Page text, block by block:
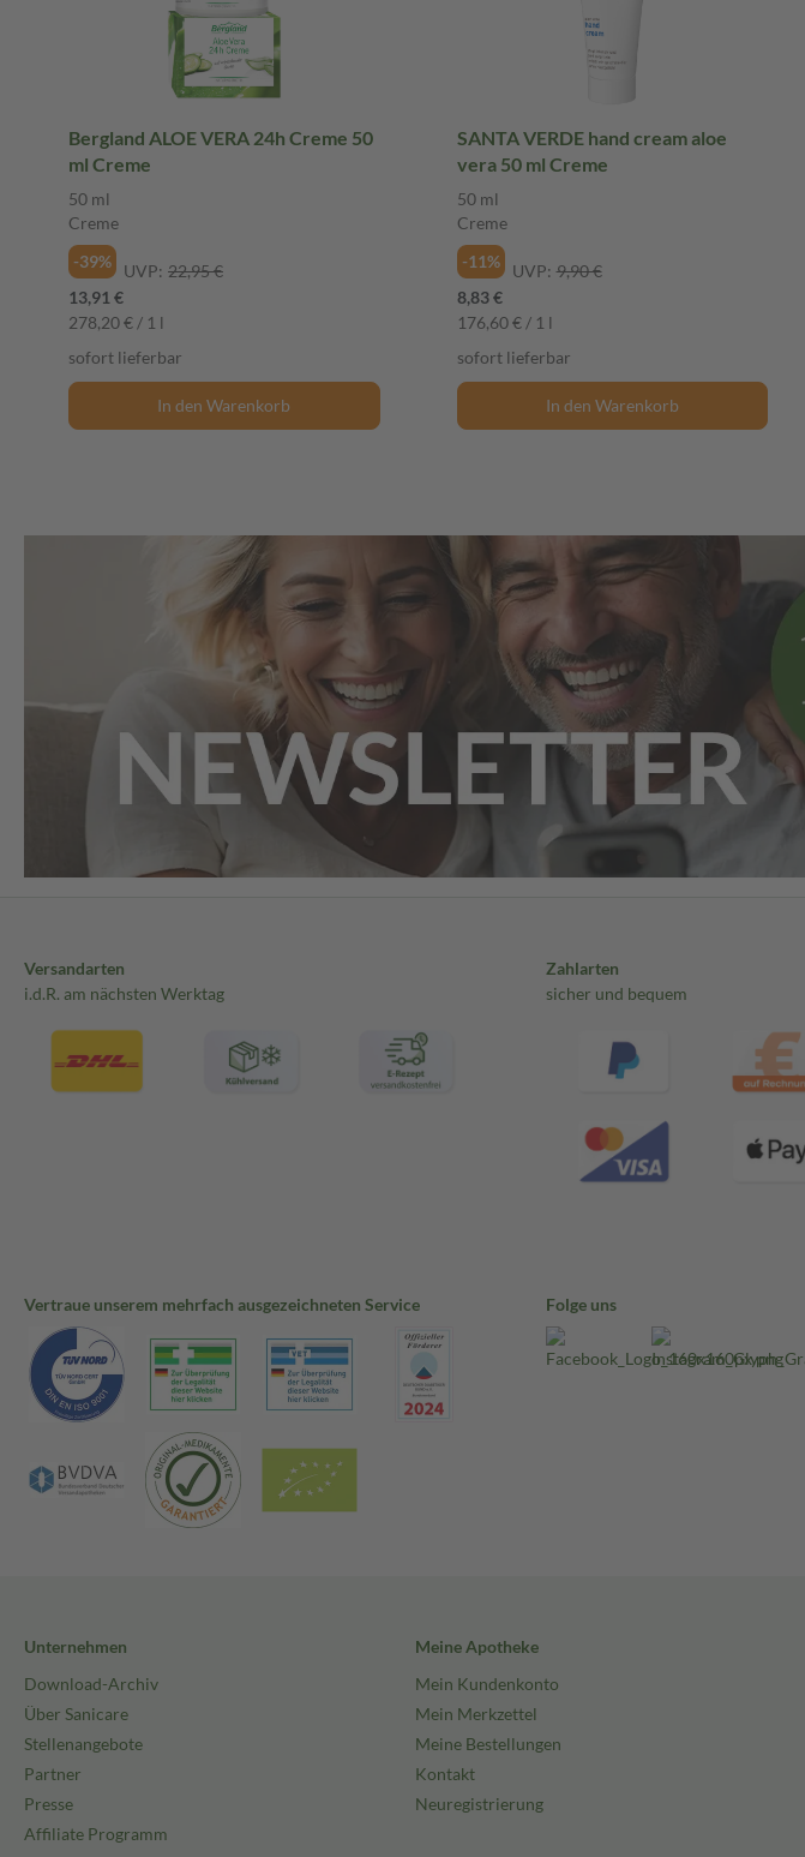
Bergland ALOE VERA 24h Creme 50
ml Creme
50 ml
Creme
-39%
UVP: 22,95 €
13,91 €
278,20 € / 1 l
sofort lieferbar
In den Warenkorb
SANTA VERDE hand cream aloe
vera 50 ml Creme
50 ml
Creme
-11%
UVP: 9,90 €
8,83 €
176,60 € / 1 l
sofort lieferbar
In den Warenkorb
Versandarten
i.d.R. am nächsten Werktag
Zahlarten
sicher und bequem
Vertraue unserem mehrfach ausgezeichneten Service Folge uns
Unternehmen
Download-Archiv
Über Sanicare
Stellenangebote
Partner
Presse
Affiliate Programm
Meine Apotheke
Mein Kundenkonto
Mein Merkzettel
Meine Bestellungen
Kontakt
Neuregistrierung